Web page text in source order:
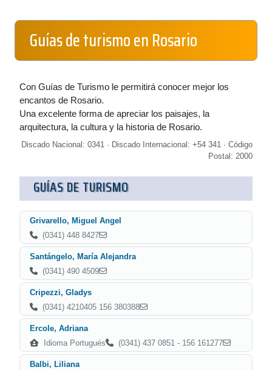
Guías de turismo en Rosario
Con Guías de Turismo le permitirá conocer mejor los
encantos de Rosario.
Una excelente forma de apreciar los paisajes, la
arquitectura, la cultura y la historia de Rosario.
Discado Nacional: 0341 · Discado Internacional: +54 341 · Código
Postal: 2000
GUÍAS DE TURISMO
Grivarello, Miguel Angel
(0341) 448 8427
Santángelo, María Alejandra
(0341) 490 4509
Cripezzi, Gladys
(0341) 4210405 156 380388
Ercole, Adriana
Idioma Portugués
(0341) 437 0851 - 156 161277
Balbi, Liliana